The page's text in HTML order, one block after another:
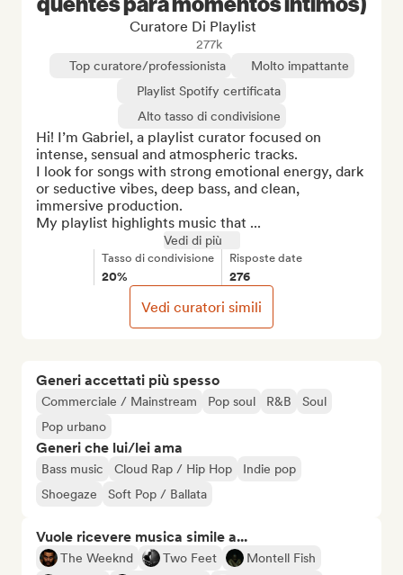
Generi accettati più spesso
Commerciale / Mainstream Pop soul R&B
Soul
Pop urbano
Generi che lui/lei ama
Bass music Cloud Rap / Hip Hop
Indie pop
Shoegaze
Soft Pop / Ballata
Vuole ricevere musica simile a...
The Weeknd Two Feet
Montell Fish
Curatore Di Playlist
277k
Top curatore/professionista
Molto impattante
Playlist Spotify certificata
Alto tasso di condivisione
Hi! I’m Gabriel, a playlist curator focused on
intense, sensual and atmospheric tracks.
I look for songs with strong emotional energy, dark
or seductive vibes, deep bass, and clean,
immersive production.
My playlist highlights music that ...
Vedi di più
Tasso di condivisione
20%
Risposte date
276
Vedi curatori simili